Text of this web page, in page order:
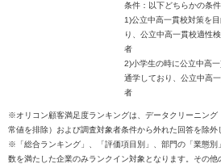
条件：以下どちらかの条
1)公立中高一貫校対策を
り、公立中高一貫校適性
者
2)小学生の時に公立中高
通学しており、公立中高
者
※オリコン顧客満足度ランキングは、データクリーニング
常値を排除）および調査対象者条件から外れた回答を除外
※「総合ランキング」、「評価項目別」、部門の「業態別
数を満たした企業のみランクイン対象となります。その